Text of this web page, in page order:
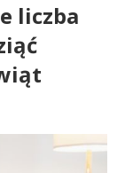
liczba